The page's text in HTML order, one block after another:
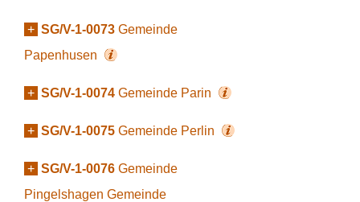
+ SG/V-1-0073 Gemeinde
Papenhusen
+ SG/V-1-0074 Gemeinde Parin
+ SG/V-1-0075 Gemeinde Perlin
+ SG/V-1-0076 Gemeinde
Pingelshagen Gemeinde